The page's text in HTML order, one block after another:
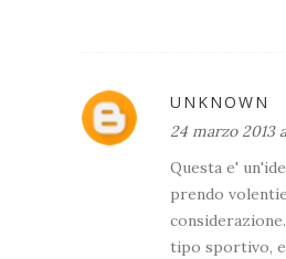
UNKNOWN
24 marzo 2013
Questa e'
prendo
tipo sportivo,